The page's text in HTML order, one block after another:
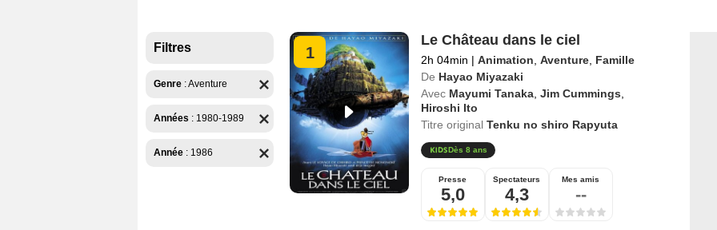
Filtres
Genre :Aventure
Années : 1980-1989
Année : 1986
1
Le Château dans le ciel
2h 04min | Animation Aventure, Famille
De Hayao Miyazaki
Avec Mayumi Tanaka, Jim Cummings
Hiroshi Ito
Titre original Tenku no shiro Rapyuta
Dès 8 ans
Presse
5,0
Spectateurs
4,3
Mes amis
--